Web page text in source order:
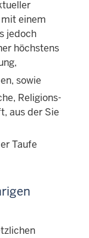
einem
jedoch
höchstens
sowie
Religions-
aus der Sie
Taufe